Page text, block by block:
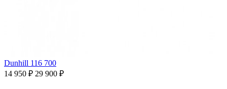
Dunhill 116 700
14 950 ₽ 29 900 ₽